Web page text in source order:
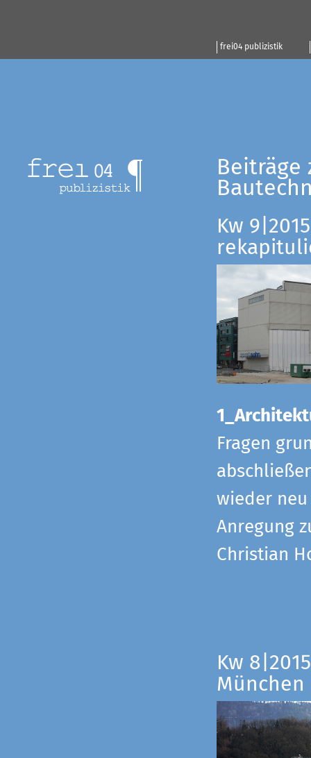
frei04 publizistik
Beiträge
Kw
Fragen
wieder
Anregung
Christian
Kw
München